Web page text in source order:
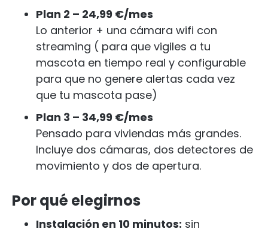
Plan 2 – 24,99 €/mes
Lo anterior + una cámara wifi con
streaming ( para que vigiles a tu
mascota en tiempo real y configurable
para que no genere alertas cada vez
que tu mascota pase)
Plan 3 – 34,99 €/mes
Pensado para viviendas más grandes.
Incluye dos cámaras, dos detectores de
movimiento y dos de apertura.
Por qué elegirnos
Instalación en 10 minutos: sin